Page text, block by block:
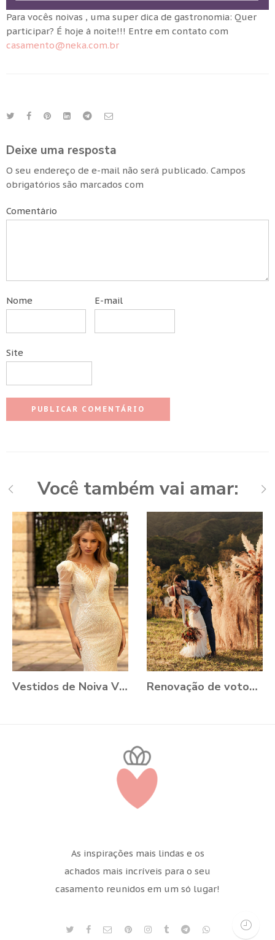
Para vocês noivas , uma super dica de gastronomia: Quer
participar? É hoje á noite!!! Entre em contato com
casamento@neka.com.br
Deixe uma resposta
O seu endereço de e-mail não será publicado. Campos
obrigatórios são marcados com
Comentário
Nome E-mail
Site
Você também vai amar:
Vestidos de Noiva VONÁ Concept - Coleção Romance 2021 Renovação de votos: Aline e Danilo, Ouro Preto - MG
As inspirações mais lindas e os
achados mais incríveis para o seu
casamento reunidos em um só lugar!